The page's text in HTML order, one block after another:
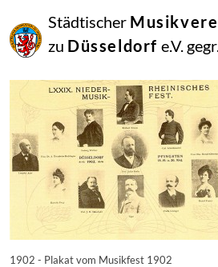
Städtischer
zu Düsseldorf e.V.
September
2014
Manfred Hill
1902 - Plakat vom Musikfest 1902